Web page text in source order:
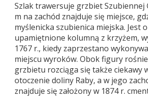
Szlak trawersuje grzbiet Szubiennej
m na zachód znajduje się miejsce,
myślenicka szubienica miejska. Jest
upamiętnione kolumną z krzyżem,
1767 r., kiedy zaprzestano
miejscu wyroków. Obok figury rośnie
grzbietu rozciąga się także ciekawy
otoczenie doliny Raby, a w jego
znajduje się założony w 1874 r.